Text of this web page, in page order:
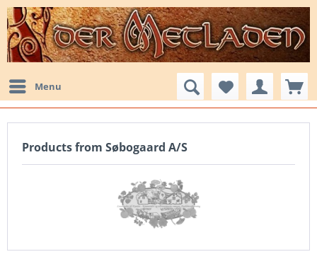
Menu
Products from Søbogaard A/S